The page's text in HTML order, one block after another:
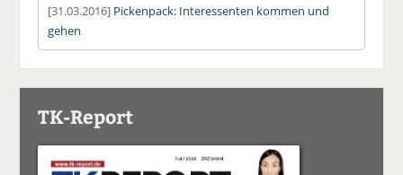
[31.03.2016] Pickenpack: Interessenten kommen und
gehen
TK-Report